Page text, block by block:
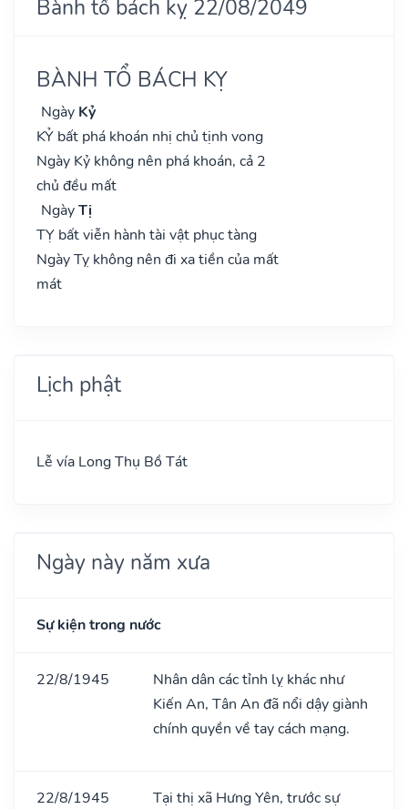
Bành tổ bách kỵ 22/08/2049
BÀNH TỔ BÁCH KỴ
Ngày Kỷ
KỶ bất phá khoán nhị chủ tịnh vong
Ngày Kỷ không nên phá khoán, cả 2
chủ đều mất
NgàyTị
TỴ bất viễn hành tài vật phục tàng
Ngày Tỵ không nên đi xa tiền của mất
mát
Lịch phật
Lễ vía Long Thụ Bồ Tát
Ngày này năm xưa
Sự kiện trong nước
22/8/1945
Nhân dân các tỉnh lỵ khác như
Kiến An, Tân An đã nổi dậy giành
chính quyền về tay cách mạng.
22/8/1945
Tại thị xã Hưng Yên, trước sự